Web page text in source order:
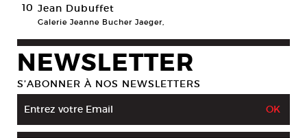
10 Jean Dubuffet
Galerie Jeanne Bucher Jaeger,
NEWSLETTER
S’ABONNER À NOS NEWSLETTERS